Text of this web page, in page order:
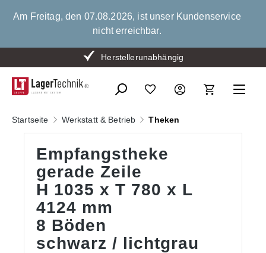
springen
Am Freitag, den 07.08.2026, ist unser Kundenservice
nicht erreichbar.
Herstellerunabhängig
Startseite Werkstatt & Betrieb Theken
Empfangstheke
gerade Zeile
H 1035 x T 780 x L
4124 mm
8 Böden
schwarz / lichtgrau